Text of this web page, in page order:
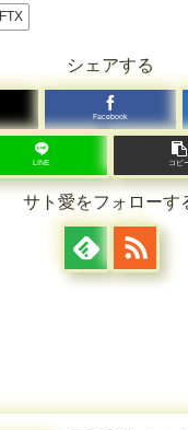
FTX
シェアする
Facebook
LINE コピ
サト愛をフォローす